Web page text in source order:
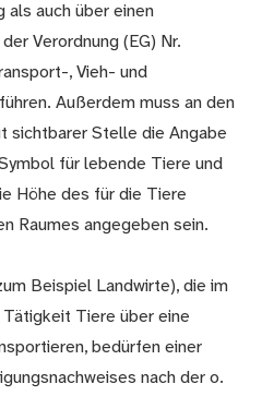
als auch über einen
Verordnung (EG) Nr.
, Vieh- und
Außerdem muss an den
sichtbarer Stelle die Angabe
für lebende Tiere und
Höhe des für die Tiere
Raumes angegeben sein.
Beispiel Landwirte), die im
Tätigkeit Tiere über eine
bedürfen einer
nach der o.